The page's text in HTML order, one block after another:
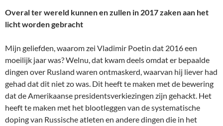
Overal ter wereld kunnen en zullen in 2017 zaken aan het
licht worden gebracht
Mijn geliefden, waarom zei Vladimir Poetin dat 2016 een
moeilijk jaar was? Welnu, dat kwam deels omdat er bepaalde
dingen over Rusland waren ontmaskerd, waarvan hij liever had
gehad dat dit niet zo was. Dit heeft te maken met de bewering
dat de Amerikaanse presidentsverkiezingen zijn gehackt. Het
heeft te maken met het blootleggen van de systematische
doping van Russische atleten en andere dingen die in het